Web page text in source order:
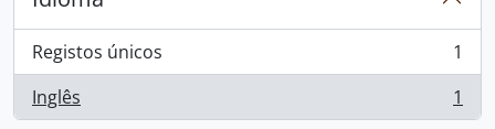
Registos únicos
, 1 resultados
1
Inglês
, 1 resultados 1